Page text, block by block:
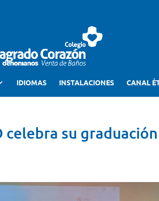
IDIOMAS INSTALACIONES CANAL
celebra su graduación